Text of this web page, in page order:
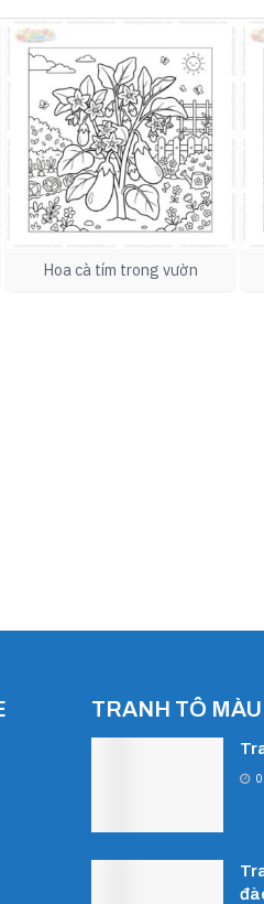
Hoa cà tím trong vườn
TRANH TÔ